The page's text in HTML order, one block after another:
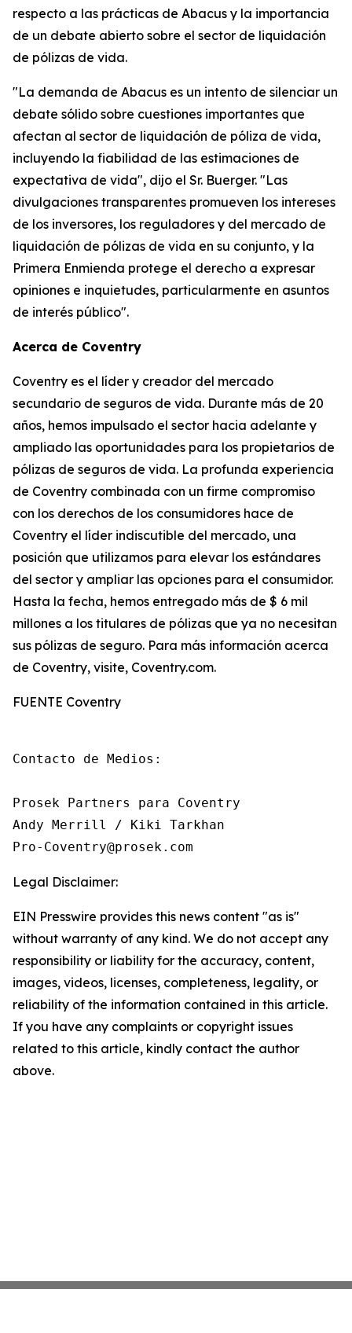
respecto a las prácticas de Abacus y la importancia
de un debate abierto sobre el sector de liquidación
de pólizas de vida.
"La demanda de Abacus es un intento de silenciar un
debate sólido sobre cuestiones importantes que
afectan al sector de liquidación de póliza de vida,
incluyendo la fiabilidad de las estimaciones de
expectativa de vida", dijo el Sr. Buerger. "Las
divulgaciones transparentes promueven los intereses
de los inversores, los reguladores y del mercado de
liquidación de pólizas de vida en su conjunto, y la
Primera Enmienda protege el derecho a expresar
opiniones e inquietudes, particularmente en asuntos
de interés público".
Acerca de Coventry
Coventry es el líder y creador del mercado
secundario de seguros de vida. Durante más de 20
años, hemos impulsado el sector hacia adelante y
ampliado las oportunidades para los propietarios de
pólizas de seguros de vida. La profunda experiencia
de Coventry combinada con un firme compromiso
con los derechos de los consumidores hace de
Coventry el líder indiscutible del mercado, una
posición que utilizamos para elevar los estándares
del sector y ampliar las opciones para el consumidor.
Hasta la fecha, hemos entregado más de $ 6 mil
millones a los titulares de pólizas que ya no necesitan
sus pólizas de seguro. Para más información acerca
de Coventry, visite, Coventry.com.
FUENTE Coventry
Contacto de Medios:
Prosek Partners para Coventry
Andy Merrill / Kiki Tarkhan
Pro-Coventry@prosek.com
Legal Disclaimer:
EIN Presswire provides this news content "as is"
without warranty of any kind. We do not accept any
responsibility or liability for the accuracy, content,
images, videos, licenses, completeness, legality, or
reliability of the information contained in this article.
If you have any complaints or copyright issues
related to this article, kindly contact the author
above.